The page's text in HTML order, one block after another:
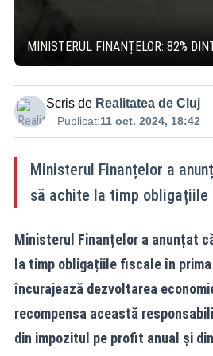
MINISTERUL FINANȚELOR: 82%
Scris de Realitatea de Cluj
Publicat:11 oct. 2024, 18:42
Ministerul Finanțelor a
să achite la timp obligațiile
Ministerul Finanțelor a anunțat
la timp obligațiile fiscale în
încurajează dezvoltarea
recompensa această
din impozitul pe profit anual și